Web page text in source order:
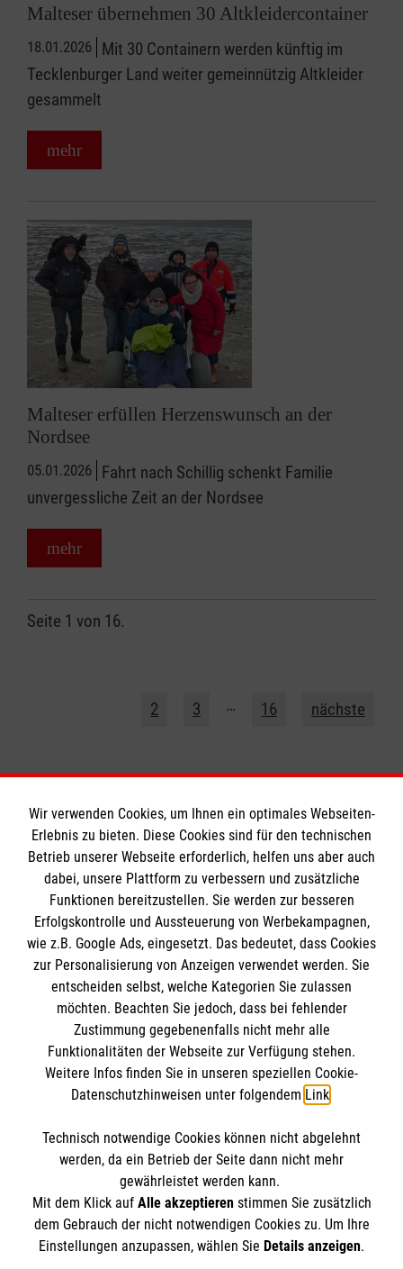
Malteser übernehmen 30 Altkleidercontainer
18.01.2026 Mit 30 Containern werden künftig im
Tecklenburger Land weiter gemeinnützig Altkleider
gesammelt
mehr
Malteser erfüllen Herzenswunsch an der
Nordsee
05.01.2026 Fahrt nach Schillig schenkt Familie
unvergessliche Zeit an der Nordsee
mehr
Seite 1 von 16.
2 3 … 16 nächste
Informationen
Impressum
Datenschutz
Kontakt
Die Malteser
Malteser in Deutschland
Malteserorden
Sharepoint
Spendenkonto
Bank: Pax-Bank für Kirche und Caritas eG
IBAN: DE60370601201201206290
BIC: GENODED1PA7
So finden Sie uns
Amtmann-Schipper-Straße 99
48282 Emsdetten
Der Malteser Hilfsdienst e.V. ist als eingetragene
Wir verwenden Cookies, um Ihnen ein optimales Webseiten-
Erlebnis zu bieten. Diese Cookies sind für den technischen
Betrieb unserer Webseite erforderlich, helfen uns aber auch
dabei, unsere Plattform zu verbessern und zusätzliche
Funktionen bereitzustellen. Sie werden zur besseren
Erfolgskontrolle und Aussteuerung von Werbekampagnen,
wie z.B. Google Ads, eingesetzt. Das bedeutet, dass Cookies
zur Personalisierung von Anzeigen verwendet werden. Sie
entscheiden selbst, welche Kategorien Sie zulassen
möchten. Beachten Sie jedoch, dass bei fehlender
Zustimmung gegebenenfalls nicht mehr alle
Funktionalitäten der Webseite zur Verfügung stehen.
Weitere Infos finden Sie in unseren speziellen Cookie-
Datenschutzhinweisen unter folgendem Link.
Technisch notwendige Cookies können nicht abgelehnt
werden, da ein Betrieb der Seite dann nicht mehr
gewährleistet werden kann.
Mit dem Klick auf Alle akzeptierenstimmen Sie zusätzlich
dem Gebrauch der nicht notwendigen Cookies zu. Um Ihre
Einstellungen anzupassen, wählen Sie Details anzeigen.